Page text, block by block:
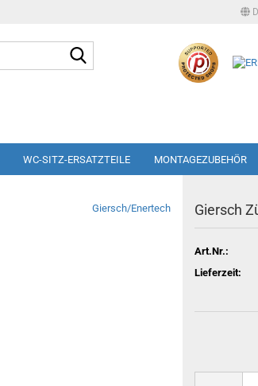
WC-SITZ-ERSATZTEILE MONTAGEZUBEHÖR
Giersch/Enertech Giersch
Art.Nr.:
Lieferzeit: